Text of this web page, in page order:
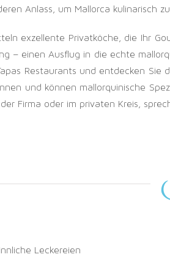
Anlass, um Mallorca kulinarisch
exzellente Privatköche, die Ihr
– einen Ausflug in die echte
Restaurants und entdecken Sie
und können mallorquinische
Firma oder im privaten Kreis,
Leckereien